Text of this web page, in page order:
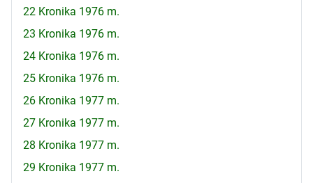
22 Kronika 1976 m.
23 Kronika 1976 m.
24 Kronika 1976 m.
25 Kronika 1976 m.
26 Kronika 1977 m.
27 Kronika 1977 m.
28 Kronika 1977 m.
29 Kronika 1977 m.